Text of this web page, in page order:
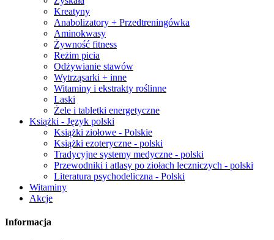
Kreatyny
Anabolizatory + Przedtreningówka
Aminokwasy
Żywność fitness
Reżim picia
Odżywianie stawów
Wytrząsarki + inne
Witaminy i ekstrakty roślinne
Laski
Żele i tabletki energetyczne
Książki - Język polski
Książki ziołowe - Polskie
Książki ezoteryczne - polski
Tradycyjne systemy medyczne - polski
Przewodniki i atlasy po ziołach leczniczych - polski
Literatura psychodeliczna - Polski
Witaminy
Akcje
Informacja